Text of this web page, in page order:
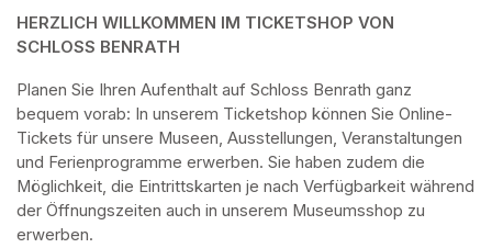
HERZLICH WILLKOMMEN IM TICKETSHOP VON
SCHLOSS BENRATH
Planen Sie Ihren Aufenthalt auf Schloss Benrath ganz
bequem vorab: In unserem Ticketshop können Sie Online-
Tickets für unsere Museen, Ausstellungen, Veranstaltungen
und Ferienprogramme erwerben. Sie haben zudem die
Möglichkeit, die Eintrittskarten je nach Verfügbarkeit während
der Öffnungszeiten auch in unserem Museumsshop zu
erwerben.